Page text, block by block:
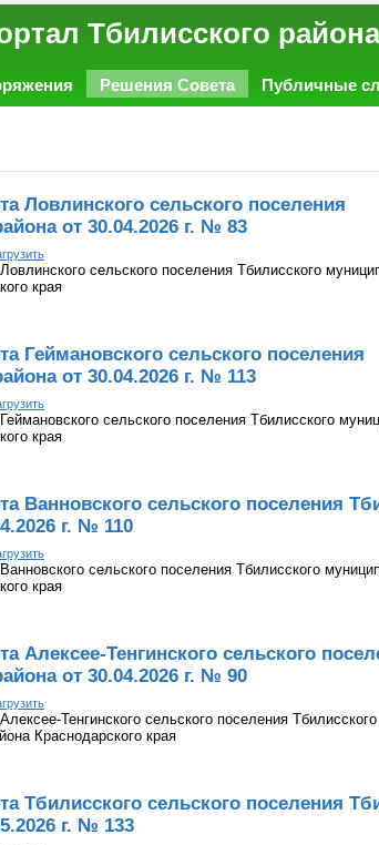
портал
Решения Совета Публичные
Ловлинского сельского поселения
от 30.04.2026 г. № 83
сельского поселения Тбилисского
края
Геймановского сельского поселения
от 30.04.2026 г. № 113
сельского поселения Тбилисского
края
Ванновского сельского поселения
г. № 110
сельского поселения Тбилисского
края
Алексее-Тенгинского сельского
от 30.04.2026 г. № 90
Тенгинского сельского поселения Тбилисского
Краснодарского края
Тбилисского сельского поселения
г. № 133